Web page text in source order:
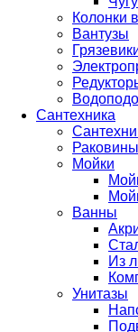
Колонки
Вантузы
Сантехника
Раковины
Мойки
Ванны
Из
Унитазы